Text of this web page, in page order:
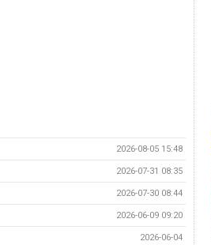
2026-08-05 15:48
2026-07-31 08:35
2026-07-30 08:44
2026-06-09 09:20
2026-06-04